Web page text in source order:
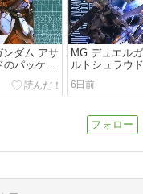
ンダム アサ
のパッケー
MG デュエル
ルトシュラウ
6日前